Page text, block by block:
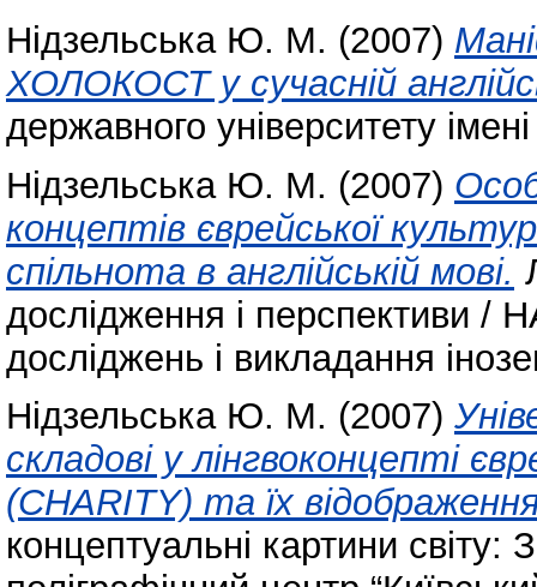
Нідзельська Ю. М. (2007)
ХОЛОКОСТ у сучасній
державного університету
Нідзельська Ю. М. (2007)
концептів єврейської
спільнота в англійській мові.
дослідження і перспективи /
досліджень і викладання
Нідзельська Ю. М. (2007)
складові у лінгвоконцепті
(CHARITY) та їх
концептуальні картини